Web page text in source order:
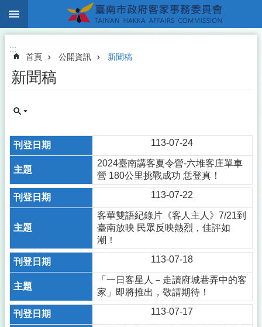
跳到主要內容區塊
:::
首頁 公開資訊 新聞稿
新聞稿
113-07-24
2024臺南講客夏令營-六堆客庄單車
營 180公里挑戰成功 恁登真！
113-07-22
客華雙語紀錄片《客人主人》7/21到
臺南放映 民眾反映熱烈，佳評如
潮！
113-07-18
「一日客星人－走讀府城巷弄中的客
家」即將推出，敬請期待！
113-07-17